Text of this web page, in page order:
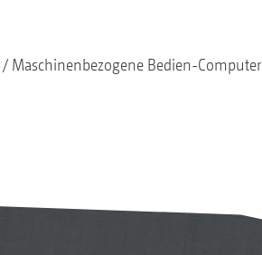
Maschinenbezogene Bedien-Computer